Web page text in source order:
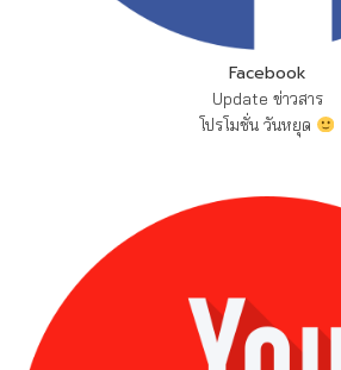
Facebook
Update ข่าวสาร
โปรโมชั่น วันหยุด